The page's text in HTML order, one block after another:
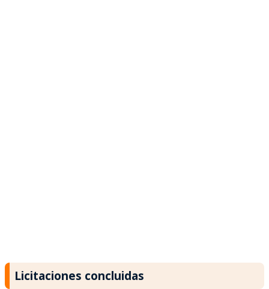
Licitaciones concluidas